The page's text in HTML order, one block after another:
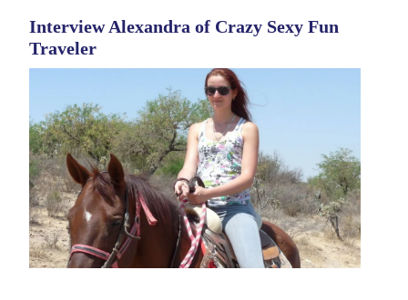
Interview Alexandra of Crazy Sexy Fun
Traveler